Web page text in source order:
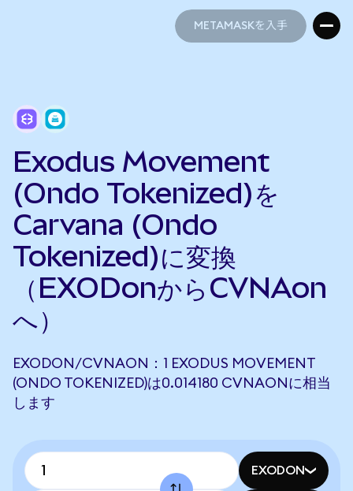
METAMASKを入手
Exodus Movement
(Ondo Tokenized)を
Carvana (Ondo
Tokenized)に変換
（EXODonからCVNAon
へ）
EXODON/CVNAON：1 EXODUS MOVEMENT
(ONDO TOKENIZED)は0.014180 CVNAONに相当
します
EXODON